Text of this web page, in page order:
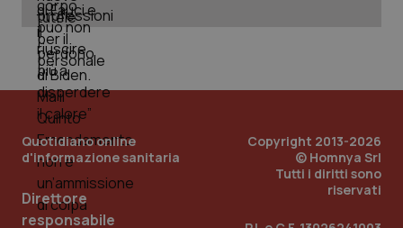
Quotidiano online
d'informazione sanitaria
Direttore
responsabile
Copyright 2013-2026
© Homnya Srl
Tutti i diritti sono
riservati
mese